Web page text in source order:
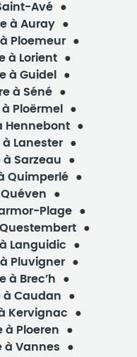
Avé
à Auray
Ploemeur
à Lorient
à Guidel
à Séné
Ploërmel
Hennebont
Lanester
Sarzeau
Quimperlé
Plage
Languidic
Pluvigner
à Brec’h
à Caudan
Kervignac
à Ploeren
à Vannes